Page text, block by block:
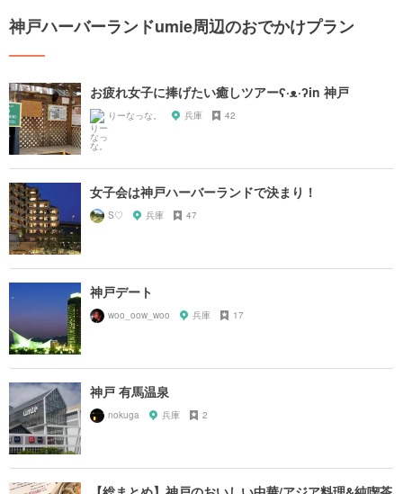
神戸ハーバーランドumie周辺のおでかけプラン
お疲れ女子に捧げたい癒しツアーʕ·ᴥ·ʔin 神戸
りーなっな。 兵庫 42
女子会は神戸ハーバーランドで決まり！
S♡ 兵庫 47
神戸デート
woo_oow_woo 兵庫 17
神戸 有馬温泉
nokuga 兵庫 2